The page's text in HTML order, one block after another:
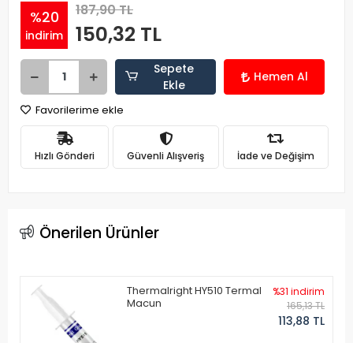
%20
indirim
187,90 TL
150,32 TL
Sepete
Ekle
Hemen Al
Favorilerime ekle
Hızlı Gönderi Güvenli Alışveriş İade ve Değişim
Önerilen Ürünler
Thermalright HY510 Termal
Macun
%31 indirim
165,13 TL
113,88 TL